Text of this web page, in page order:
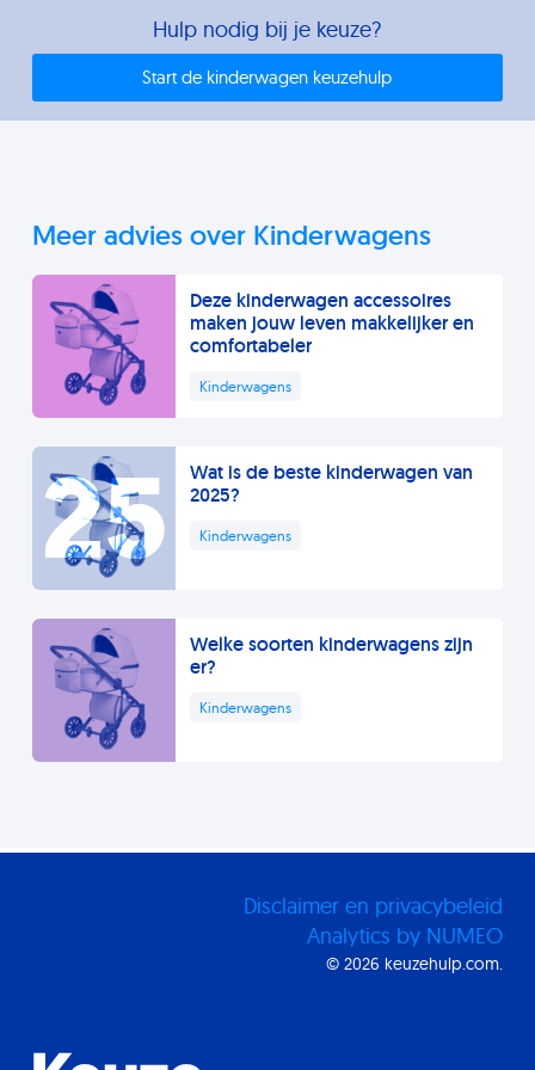
om dit laatste type te gebruiken. Zo doe je één
aankoop waarmee je nog jaren vooruit kunt. In
tegenstelling tot de traditionele kinderwagen is
de 3-in-1 kinderwagen te gebruiken tot je kindje
Hulp nodig bij je keuze?
Start de kinderwagen keuzehulp
Meer advies over Kinderwagens
Deze kinderwagen accessoires
maken jouw leven makkelijker en
comfortabeler
Kinderwagens
25
Wat is de beste kinderwagen van
2025?
Kinderwagens
Welke soorten kinderwagens zijn
er?
Kinderwagens
Disclaimer en privacybeleid
Analytics by NUMEO
© 2026 keuzehulp.com.